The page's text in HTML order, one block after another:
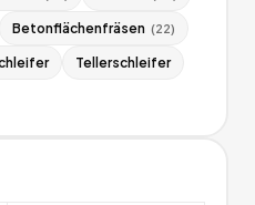
Betonflächenfräsen (22)
Tellerschleifer